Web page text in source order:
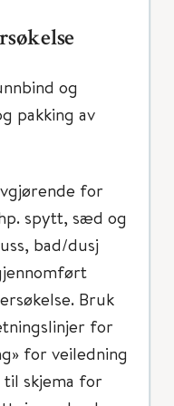
og
pakking av
for
spytt, sæd og
bad/dusj
Bruk
for
for veiledning
skjema for